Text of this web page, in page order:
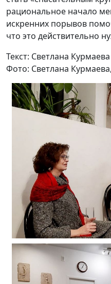
рациональное начало
искренних порывов
что это действительно
Текст: Светлана Курмаева
Фото: Светлана